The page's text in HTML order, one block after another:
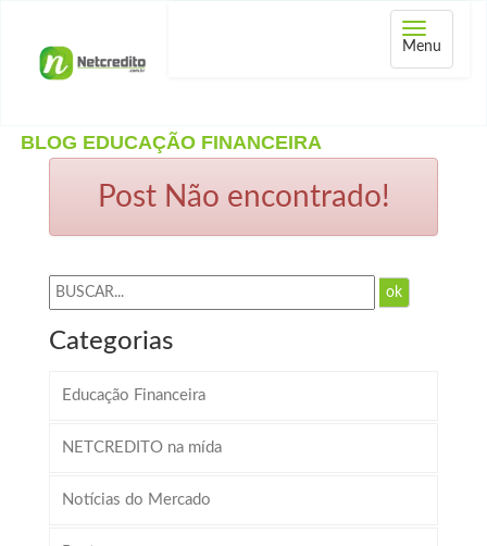
Abrir
menu
Menu
BLOG EDUCAÇÃO FINANCEIRA
Post Não encontrado!
ok
Categorias
Educação Financeira
NETCREDITO na mída
Notícias do Mercado